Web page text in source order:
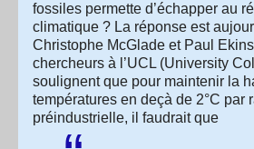
fossiles permette d’échapper au
climatique ? La réponse est
Christophe McGlade et Paul
chercheurs à l’UCL (University
soulignent que pour maintenir la
températures en deçà de 2°C par
préindustrielle, il faudrait que